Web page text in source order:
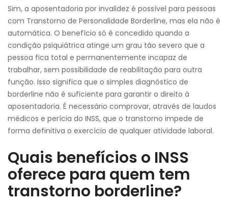
Sim, a aposentadoria por invalidez é possível para pessoas
com Transtorno de Personalidade Borderline, mas ela não é
automática. O benefício só é concedido quando a
condição psiquiátrica atinge um grau tão severo que a
pessoa fica total e permanentemente incapaz de
trabalhar, sem possibilidade de reabilitação para outra
função. Isso significa que o simples diagnóstico de
borderline não é suficiente para garantir o direito à
aposentadoria. É necessário comprovar, através de laudos
médicos e perícia do INSS, que o transtorno impede de
forma definitiva o exercício de qualquer atividade laboral.
Quais benefícios o INSS
oferece para quem tem
transtorno borderline?